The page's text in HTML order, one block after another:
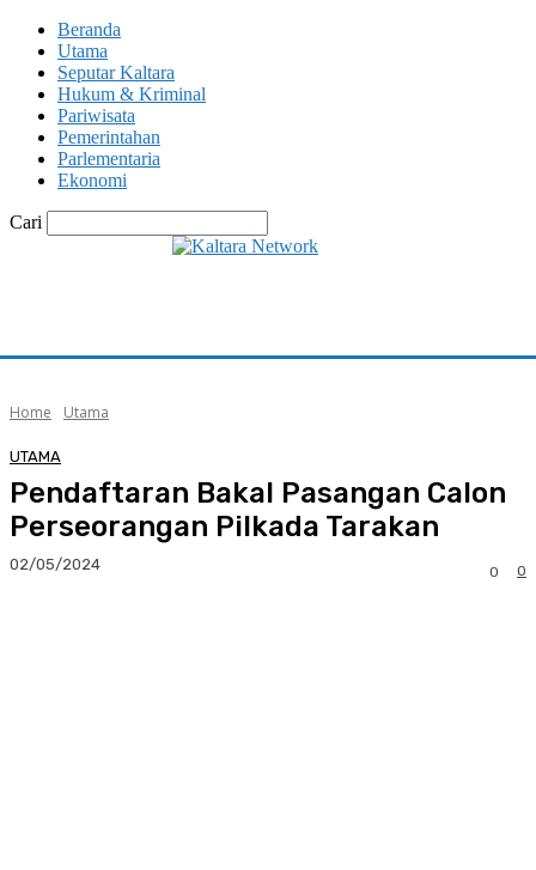
Beranda
Utama
Seputar Kaltara
Hukum & Kriminal
Pariwisata
Pemerintahan
Parlementaria
Ekonomi
Cari
Home Utama
UTAMA
Pendaftaran Bakal Pasangan Calon
Perseorangan Pilkada Tarakan
02/05/2024 0
0